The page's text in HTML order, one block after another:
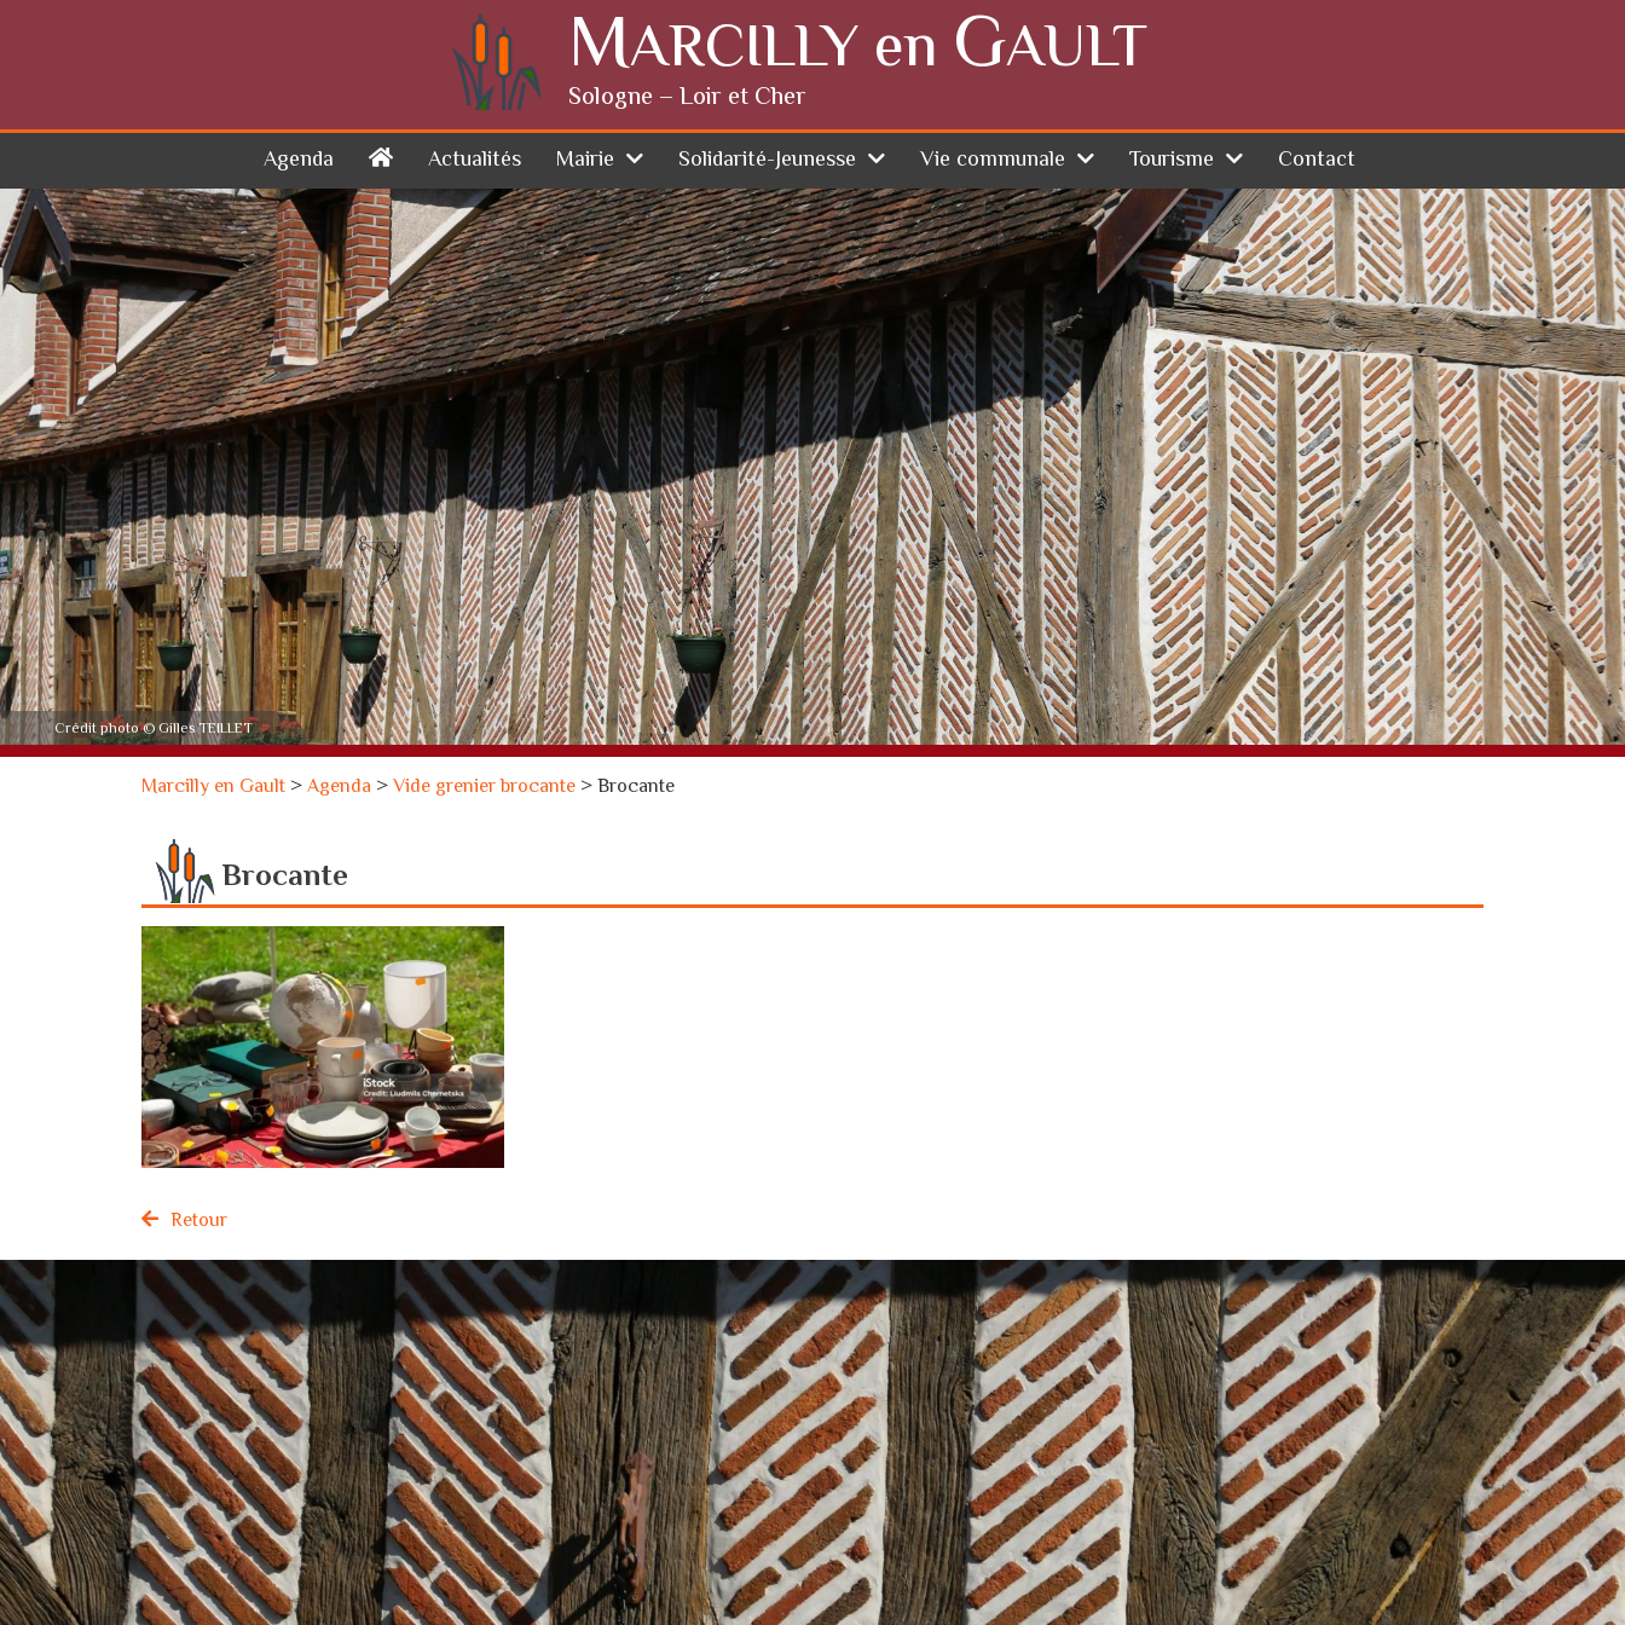
MARCILLY en GAULT
Sologne – Loir et Cher
Agenda Actualités Mairie Solidarité-Jeunesse Vie communale Tourisme Contact
Crédit photo © Gilles TEILLET
Marcilly en Gault >Agenda >Vide grenier brocante >Brocante
Brocante
Retour